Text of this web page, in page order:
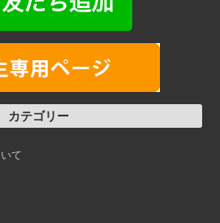
カテゴリー
て